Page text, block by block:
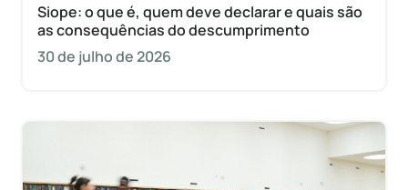
Siope: o que é, quem deve declarar e quais são
as consequências do descumprimento
30 de julho de 2026